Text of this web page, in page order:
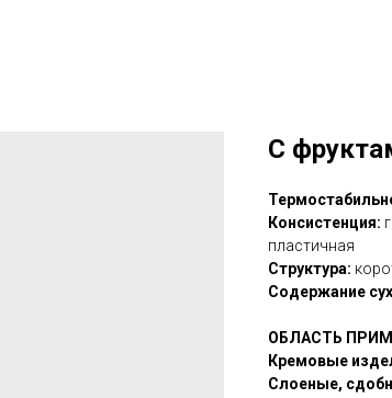
С
Консистенция:
пластичная
Структура:
Содержание
ОБЛАСТЬ
Кремовые
Слоеные,